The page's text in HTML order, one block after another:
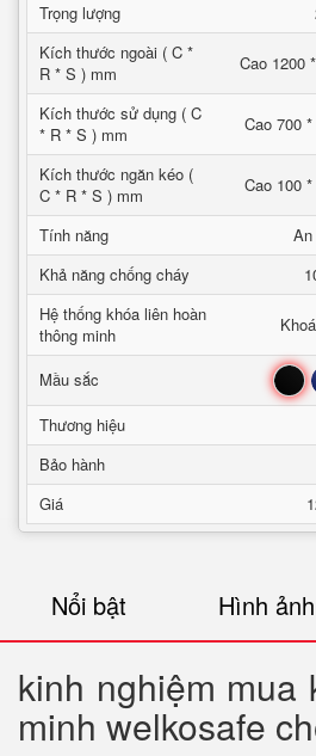
Trọng lượng
Kích thước ngoài ( C *
R * S ) mm
Cao 1200
Kích thước sử dụng ( C
* R * S ) mm
Cao 700
Kích thước ngăn kéo (
C * R * S ) mm
Cao 100
Tính năng
Khả năng chống cháy
Hệ thống khóa liên hoàn
thông minh
Mầu sắc Đen
Thương hiệu
Bảo hành
Giá
Nổi bật Hình ảnh
kinh nghiệm mua
minh welkosafe